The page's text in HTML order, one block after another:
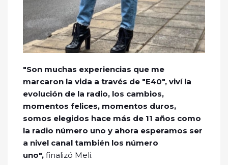
"Son muchas experiencias que me
marcaron la vida a través de "E40", viví la
evolución de la radio, los cambios,
momentos felices, momentos duros,
somos elegidos hace más de 11 años como
la radio número uno y ahora esperamos ser
a nivel canal también los número
uno", finalizó Meli.